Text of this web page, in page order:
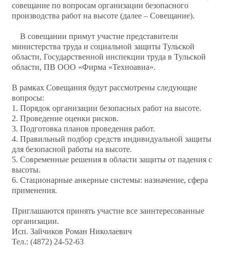
совещание по вопросам организации безопасного
производства работ на высоте (далее – Совещание).
В совещании примут участие представители
министерства труда и социальной защиты Тульской
области, Государственной инспекции труда в Тульской
области, ПВ ООО «Фирма «Техноавиа».
В рамках Совещания будут рассмотрены следующие
вопросы:
1. Порядок организации безопасных работ на высоте.
2. Проведение оценки рисков.
3. Подготовка планов проведения работ.
4. Правильный подбор средств индивидуальной защиты
для безопасной работы на высоте.
5. Современные решения в области защиты от падения с
высоты.
6. Стационарные анкерные системы: назначение, сфера
применения.
Приглашаются принять участие все заинтересованные
организации.
Исп. Зайчиков Роман Николаевич
Тел.: (4872) 24-52-63